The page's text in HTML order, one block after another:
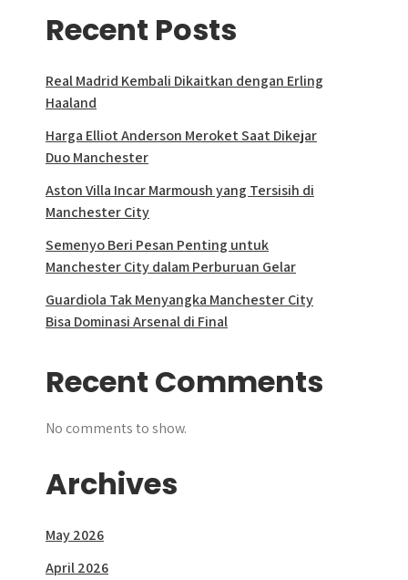
Recent Posts
Real Madrid Kembali Dikaitkan dengan Erling
Haaland
Harga Elliot Anderson Meroket Saat Dikejar
Duo Manchester
Aston Villa Incar Marmoush yang Tersisih di
Manchester City
Semenyo Beri Pesan Penting untuk
Manchester City dalam Perburuan Gelar
Guardiola Tak Menyangka Manchester City
Bisa Dominasi Arsenal di Final
Recent Comments
No comments to show.
Archives
May 2026
April 2026